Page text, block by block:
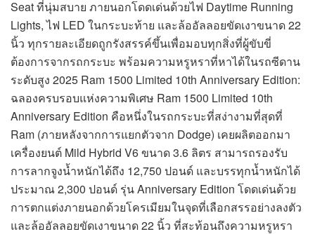
Seat ที่นุ่มสบาย ภายนอกโดดเด่นด้วยไฟ Daytime Running
Lights, ไฟ LED ในกระบะท้าย และล้ออัลลอยขัดเงาขนาด 22
นิ้ว ทุกรายละเอียดถูกรังสรรค์ขึ้นเพื่อมอบทุกสิ่งที่ผู้ขับขี่
ต้องการจากรถกระบะ พร้อมความหรูหราที่หาได้ในรถซีดาน
ระดับสูง 2025 Ram 1500 Limited 10th Anniversary Edition:
ฉลองครบรอบแห่งความพิเศษ Ram 1500 Limited 10th
Anniversary Edition คือหนึ่งในรถกระบะที่สง่างามที่สุดที่
Ram (ภายหลังจากการแยกตัวจาก Dodge) เคยผลิตออกมา
เครื่องยนต์ Mild Hybrid V6 ขนาด 3.6 ลิตร สามารถรองรับ
การลากจูงน้ำหนักได้ถึง 12,750 ปอนด์ และบรรทุกน้ำหนักได้
ประมาณ 2,300 ปอนด์ รุ่น Anniversary Edition โดดเด่นด้วย
การตกแต่งภายนอกด้วยโครเมียมในจุดที่เลือกสรรอย่างลงตัว
และล้ออัลลอยขัดเงาขนาด 22 นิ้ว ที่สะท้อนถึงความหรูหรา